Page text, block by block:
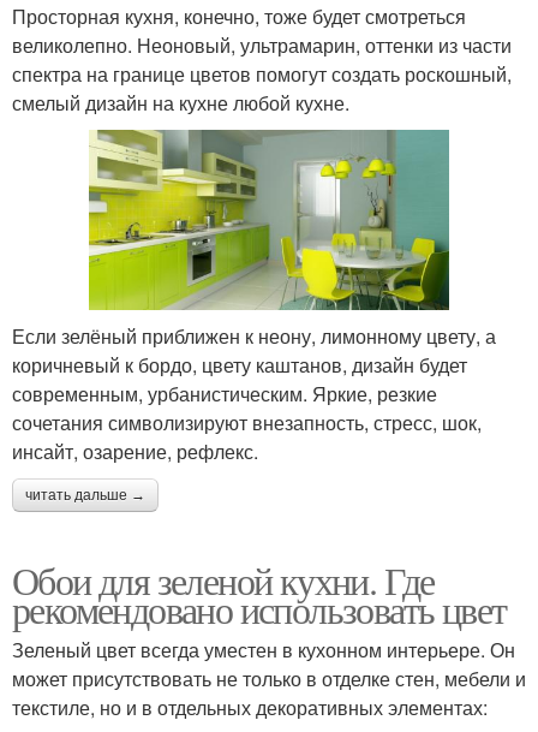
Просторная кухня, конечно, тоже будет смотреться
великолепно. Неоновый, ультрамарин, оттенки из части
спектра на границе цветов помогут создать роскошный,
смелый дизайн на кухне любой кухне.
Если зелёный приближен к неону, лимонному цвету, а
коричневый к бордо, цвету каштанов, дизайн будет
современным, урбанистическим. Яркие, резкие
сочетания символизируют внезапность, стресс, шок,
инсайт, озарение, рефлекс.
читать дальше →
Обои для зеленой кухни. Где
рекомендовано использовать цвет
Зеленый цвет всегда уместен в кухонном интерьере. Он
может присутствовать не только в отделке стен, мебели и
текстиле, но и в отдельных декоративных элементах: